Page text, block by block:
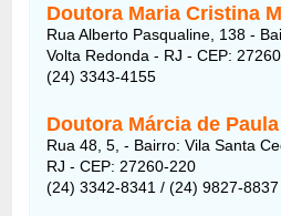
Doutora Maria Cristina
Rua Alberto Pasqualine, 138 -
Volta Redonda - RJ - CEP:
(24) 3343-4155
Doutora Márcia de
Rua 48, 5, - Bairro: Vila Santa
RJ - CEP: 27260-220
(24) 3342-8341 / (24) 9827-8837